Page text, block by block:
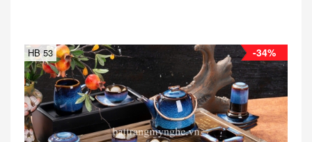
-34%
HB 53